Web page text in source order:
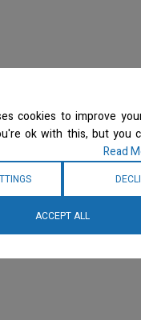
cookies to improve
ok with this, but you
Read
ACCEPT ALL